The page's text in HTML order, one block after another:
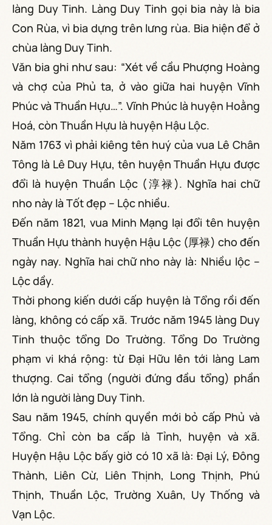
làng Duy Tinh. Làng Duy Tinh gọi bia này là bia
Con Rùa, vì bia dựng trên lưng rùa. Bia hiện để ở
chùa làng Duy Tinh.
Văn bia ghi như sau: “Xét về cầu Phượng Hoàng
và chợ của Phủ ta, ở vào giữa hai huyện Vĩnh
Phúc và Thuần Hựu…”. Vĩnh Phúc là huyện Hoằng
Hoá, còn Thuần Hựu là huyện Hậu Lộc.
Năm 1763 vì phải kiêng tên huý của vua Lê Chân
Tông là Lê Duy Hựu, tên huyện Thuần Hựu được
đổi là huyện Thuần Lộc (淳禄). Nghĩa hai chữ
nho này là Tốt đẹp – Lộc nhiều.
Đến năm 1821, vua Minh Mạng lại đổi tên huyện
Thuần Hựu thành huyện Hậu Lộc (厚禄) cho đến
ngày nay. Nghĩa hai chữ nho này là: Nhiều lộc –
Lộc dầy.
Thời phong kiến dưới cấp huyện là Tổng rồi đến
làng, không có cấp xã. Trước năm 1945 làng Duy
Tinh thuộc tổng Do Trường. Tổng Do Trường
phạm vi khá rộng: từ Đại Hữu lên tới làng Lam
thượng. Cai tổng (người đứng đầu tổng) phần
lớn là người làng Duy Tinh.
Sau năm 1945, chính quyền mới bỏ cấp Phủ và
Tổng. Chỉ còn ba cấp là Tỉnh, huyện và xã.
Huyện Hậu Lộc bấy giờ có 10 xã là: Đại Lý, Đông
Thành, Liên Cừ, Liên Thịnh, Long Thịnh, Phú
Thịnh, Thuần Lộc, Trường Xuân, Uy Thống và
Vạn Lộc.